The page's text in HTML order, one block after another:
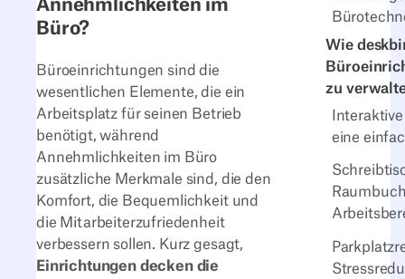
Wie
zu
eine
Annehmlichkeiten im
Büro?
Büroeinrichtungen sind die
wesentlichen Elemente, die ein
Arbeitsplatz für seinen Betrieb
benötigt, während
Annehmlichkeiten im Büro
zusätzliche Merkmale sind, die den
Komfort, die Bequemlichkeit und
die Mitarbeiterzufriedenheit
verbessern sollen. Kurz gesagt,
Einrichtungen decken die